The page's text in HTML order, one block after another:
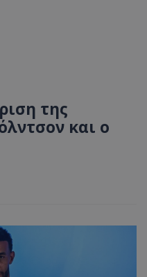
της
και ο